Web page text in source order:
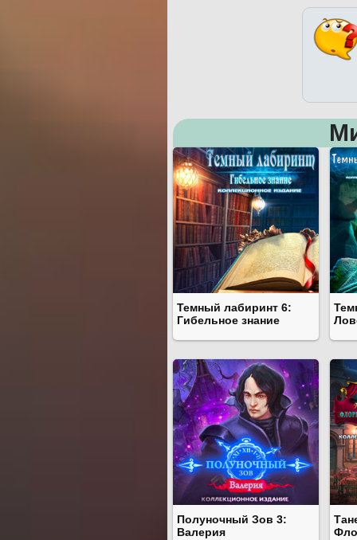
Темный лабиринт 6:
Гибельное знание
Полуночный Зов 3:
Валерия